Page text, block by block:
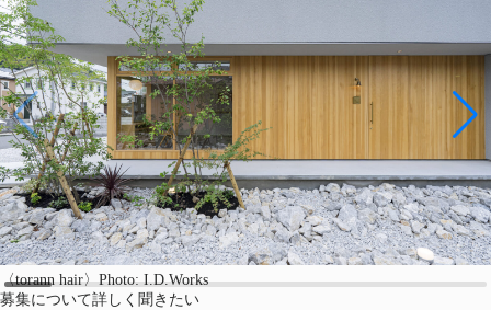
〈torann hair〉Photo: I.D.Works
募集について詳しく聞きたい（新しいタブで開く）